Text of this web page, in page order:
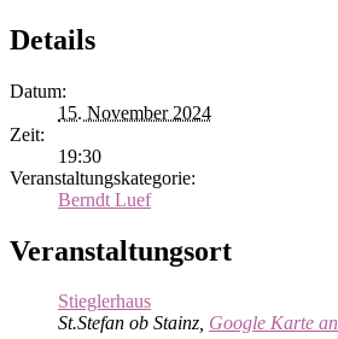
Details
Datum:
15. November 2024
Zeit:
19:30
Veranstaltungskategorie:
Berndt Luef
Veranstaltungsort
Stieglerhaus
St.Stefan ob Stainz, Google Karte